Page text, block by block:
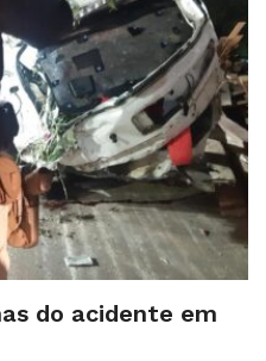
do acidente em